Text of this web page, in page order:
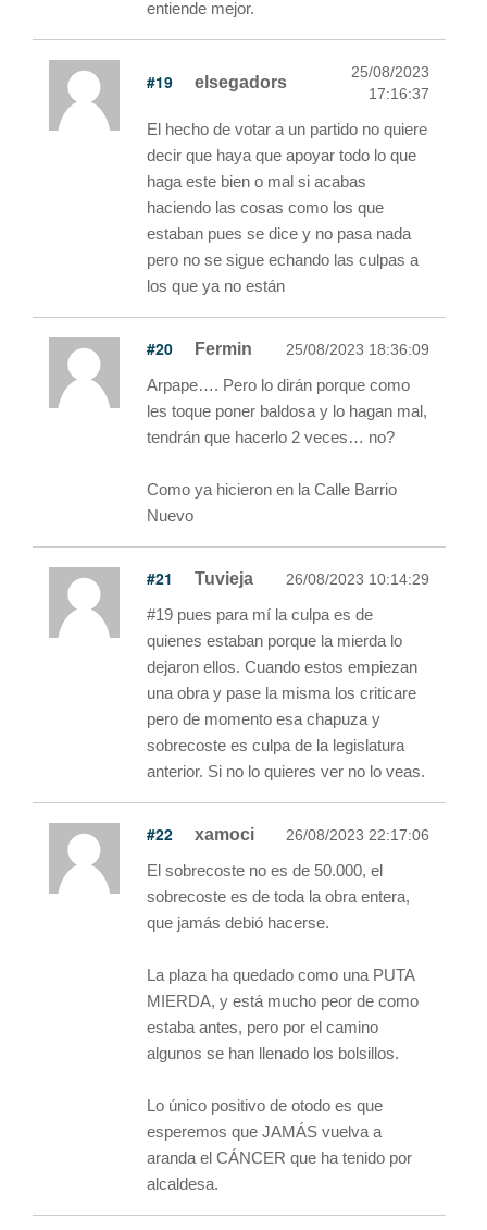
entiende mejor.
#19 elsegadors
25/08/2023
17:16:37
El hecho de votar a un partido no quiere
decir que haya que apoyar todo lo que
haga este bien o mal si acabas
haciendo las cosas como los que
estaban pues se dice y no pasa nada
pero no se sigue echando las culpas a
los que ya no están
#20 Fermin 25/08/2023 18:36:09
Arpape…. Pero lo dirán porque como
les toque poner baldosa y lo hagan mal,
tendrán que hacerlo 2 veces… no?
Como ya hicieron en la Calle Barrio
Nuevo
#21 Tuvieja 26/08/2023 10:14:29
#19 pues para mí la culpa es de
quienes estaban porque la mierda lo
dejaron ellos. Cuando estos empiezan
una obra y pase la misma los criticare
pero de momento esa chapuza y
sobrecoste es culpa de la legislatura
anterior. Si no lo quieres ver no lo veas.
#22 xamoci 26/08/2023 22:17:06
El sobrecoste no es de 50.000, el
sobrecoste es de toda la obra entera,
que jamás debió hacerse.
La plaza ha quedado como una PUTA
MIERDA, y está mucho peor de como
estaba antes, pero por el camino
algunos se han llenado los bolsillos.
Lo único positivo de otodo es que
esperemos que JAMÁS vuelva a
aranda el CÁNCER que ha tenido por
alcaldesa.